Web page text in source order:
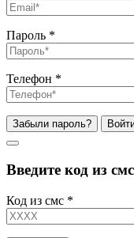
Пароль *
Телефон *
Забыли пароль?
Введите код из смс
Код из смс *